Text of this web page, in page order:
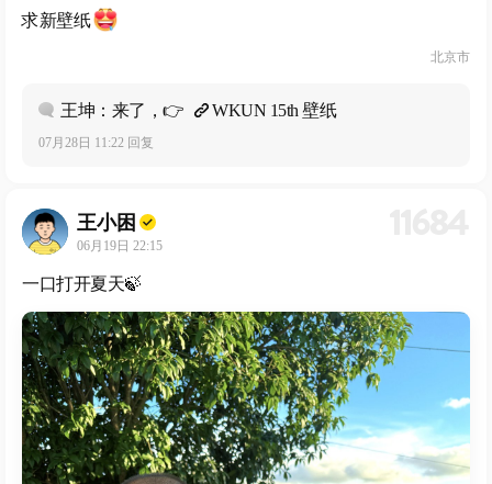
求新壁纸
北京市
王坤：来了，👉 WKUN 15th 壁纸
07月28日 11:22 回复
王小困
06月19日 22:15
一口打开夏天🍃